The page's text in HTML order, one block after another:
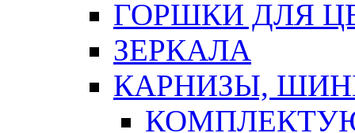
ГОРШКИ ДЛЯ
ЗЕРКАЛА
КАРНИЗЫ,